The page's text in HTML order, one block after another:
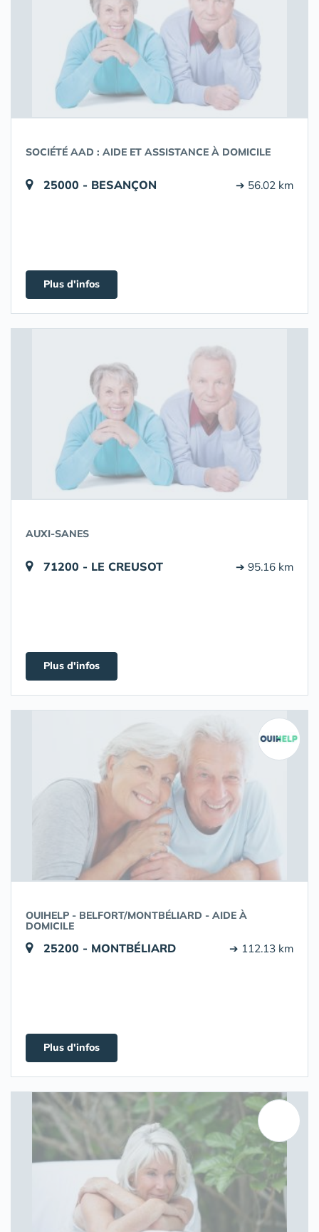
SOCIÉTÉ AAD : AIDE ET ASSISTANCE À DOMICILE
25000 - BESANÇON ➔ 56.02 km
Plus d'infos
AUXI-SANES
71200 - LE CREUSOT ➔ 95.16 km
Plus d'infos
OUIHELP - BELFORT/MONTBÉLIARD - AIDE À
DOMICILE
25200 - MONTBÉLIARD ➔ 112.13 km
Plus d'infos